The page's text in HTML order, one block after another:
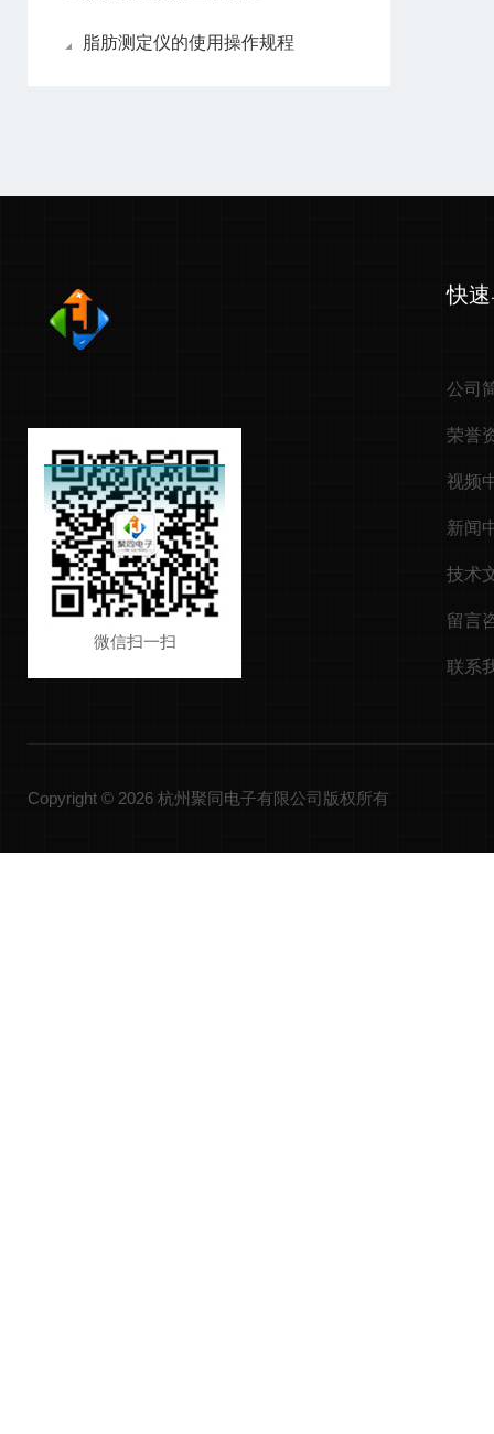
脂肪测定仪的使用操作规程
微信扫一扫
快
公司
荣誉
视频
新闻
技术
留言
联系
Copyright © 2026 杭州聚同电子有限公司版权所有